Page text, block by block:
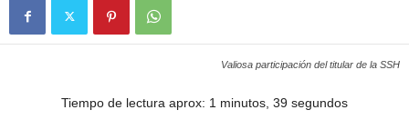
Valiosa participación del titular de la SSH
Tiempo de lectura aprox: 1 minutos, 39 segundos